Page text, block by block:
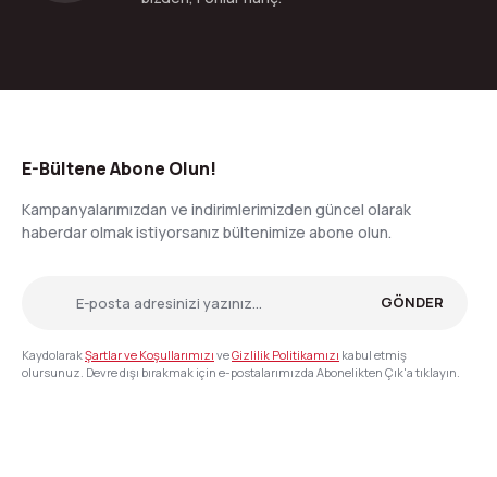
E-Bültene Abone Olun!
Kampanyalarımızdan ve indirimlerimizden güncel olarak
haberdar olmak istiyorsanız bültenimize abone olun.
GÖNDER
KaydolarakŞartlar ve Koşullarımızı veGizlilik Politikamızı kabul etmiş
olursunuz. Devre dışı bırakmak için e-postalarımızda Abonelikten Çık'a tıklayın.